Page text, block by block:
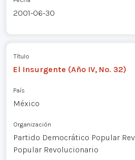
2001-06-30
Título
El Insurgente (Año IV, No. 32)
País
México
Organización
Partido Democrático Popular
Popular Revolucionario